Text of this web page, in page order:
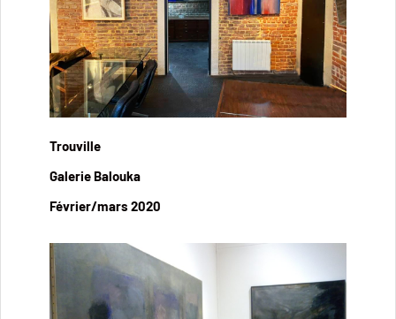
Trouville
Galerie Balouka
Février/mars 2020